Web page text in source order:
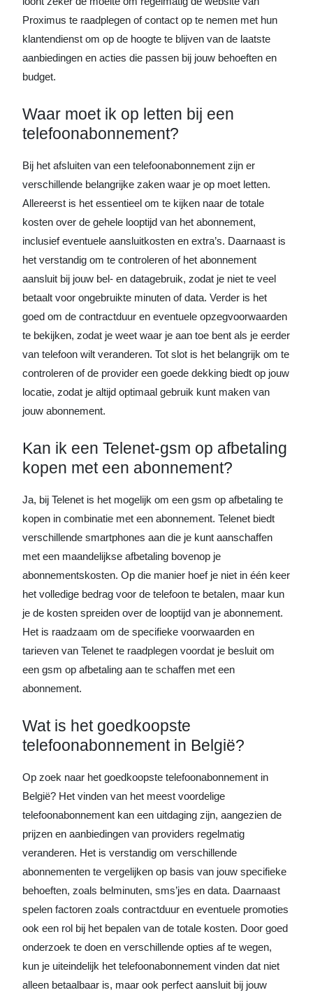
Proximus te raadplegen of contact op te nemen met hun
klantendienst om op de hoogte te blijven van de laatste
aanbiedingen en acties die passen bij jouw behoeften en
budget.
Waar moet ik op letten bij een
telefoonabonnement?
Bij het afsluiten van een telefoonabonnement zijn er
verschillende belangrijke zaken waar je op moet letten.
Allereerst is het essentieel om te kijken naar de totale
kosten over de gehele looptijd van het abonnement,
inclusief eventuele aansluitkosten en extra’s. Daarnaast is
het verstandig om te controleren of het abonnement
aansluit bij jouw bel- en datagebruik, zodat je niet te veel
betaalt voor ongebruikte minuten of data. Verder is het
goed om de contractduur en eventuele opzegvoorwaarden
te bekijken, zodat je weet waar je aan toe bent als je eerder
van telefoon wilt veranderen. Tot slot is het belangrijk om te
controleren of de provider een goede dekking biedt op jouw
locatie, zodat je altijd optimaal gebruik kunt maken van
jouw abonnement.
Kan ik een Telenet-gsm op afbetaling
kopen met een abonnement?
Ja, bij Telenet is het mogelijk om een gsm op afbetaling te
kopen in combinatie met een abonnement. Telenet biedt
verschillende smartphones aan die je kunt aanschaffen
met een maandelijkse afbetaling bovenop je
abonnementskosten. Op die manier hoef je niet in één keer
het volledige bedrag voor de telefoon te betalen, maar kun
je de kosten spreiden over de looptijd van je abonnement.
Het is raadzaam om de specifieke voorwaarden en
tarieven van Telenet te raadplegen voordat je besluit om
een gsm op afbetaling aan te schaffen met een
abonnement.
Wat is het goedkoopste
telefoonabonnement in België?
Op zoek naar het goedkoopste telefoonabonnement in
België? Het vinden van het meest voordelige
telefoonabonnement kan een uitdaging zijn, aangezien de
prijzen en aanbiedingen van providers regelmatig
veranderen. Het is verstandig om verschillende
abonnementen te vergelijken op basis van jouw specifieke
behoeften, zoals belminuten, sms’jes en data. Daarnaast
spelen factoren zoals contractduur en eventuele promoties
ook een rol bij het bepalen van de totale kosten. Door goed
onderzoek te doen en verschillende opties af te wegen,
kun je uiteindelijk het telefoonabonnement vinden dat niet
alleen betaalbaar is, maar ook perfect aansluit bij jouw